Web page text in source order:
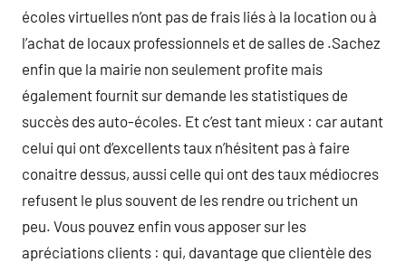
écoles virtuelles n’ont pas de frais liés à la location ou à
l’achat de locaux professionnels et de salles de .Sachez
enfin que la mairie non seulement profite mais
également fournit sur demande les statistiques de
succès des auto-écoles. Et c’est tant mieux : car autant
celui qui ont d’excellents taux n’hésitent pas à faire
conaitre dessus, aussi celle qui ont des taux médiocres
refusent le plus souvent de les rendre ou trichent un
peu. Vous pouvez enfin vous apposer sur les
apréciations clients : qui, davantage que clientèle des